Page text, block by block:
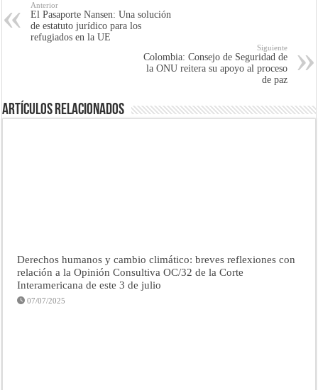
Anterior
El Pasaporte Nansen: Una solución
de estatuto jurídico para los
refugiados en la UE
Siguiente
Colombia: Consejo de Seguridad de
la ONU reitera su apoyo al proceso
de paz
Artículos Relacionados
Derechos humanos y cambio climático: breves reflexiones con
relación a la Opinión Consultiva OC/32 de la Corte
Interamericana de este 3 de julio
07/07/2025